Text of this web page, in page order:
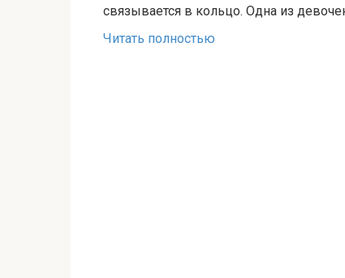
связывается в кольцо. Одна из
Читать полностью